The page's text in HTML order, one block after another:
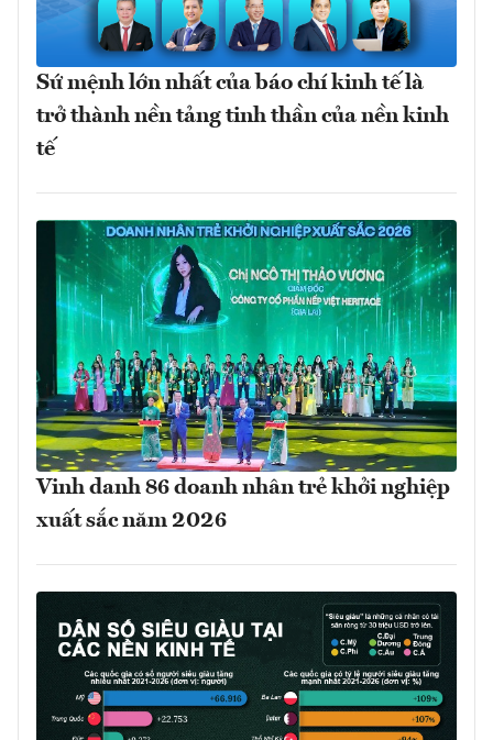
Sứ mệnh lớn nhất của báo chí kinh tế là
trở thành nền tảng tinh thần của nền kinh
tế
Vinh danh 86 doanh nhân trẻ khởi nghiệp
xuất sắc năm 2026